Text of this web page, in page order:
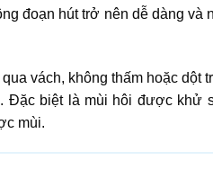
đoạn hút trở nên dễ dàng và
vách, không thấm hoặc dột
Đặc biệt là mùi hôi được khử
mùi.